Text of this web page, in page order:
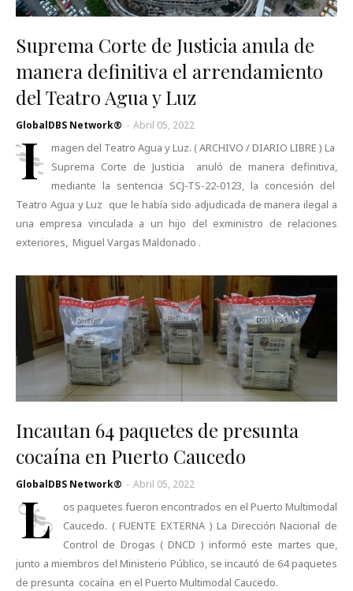
Suprema Corte de Justicia anula de
manera definitiva el arrendamiento
del Teatro Agua y Luz
GlobalDBS Network® - Abril 05, 2022
I
magen del Teatro Agua y Luz. ( ARCHIVO / DIARIO LIBRE ) La
Suprema Corte de Justicia anuló de manera definitiva,
mediante la sentencia SCJ-TS-22-0123, la concesión del
Teatro Agua y Luz que le había sido adjudicada de manera ilegal a
una empresa vinculada a un hijo del exministro de relaciones
exteriores, Miguel Vargas Maldonado .
Incautan 64 paquetes de presunta
cocaína en Puerto Caucedo
GlobalDBS Network® - Abril 05, 2022
L
os paquetes fueron encontrados en el Puerto Multimodal
Caucedo. ( FUENTE EXTERNA ) La Dirección Nacional de
Control de Drogas ( DNCD ) informó este martes que,
junto a miembros del Ministerio Público, se incautó de 64 paquetes
de presunta cocaína en el Puerto Multimodal Caucedo.